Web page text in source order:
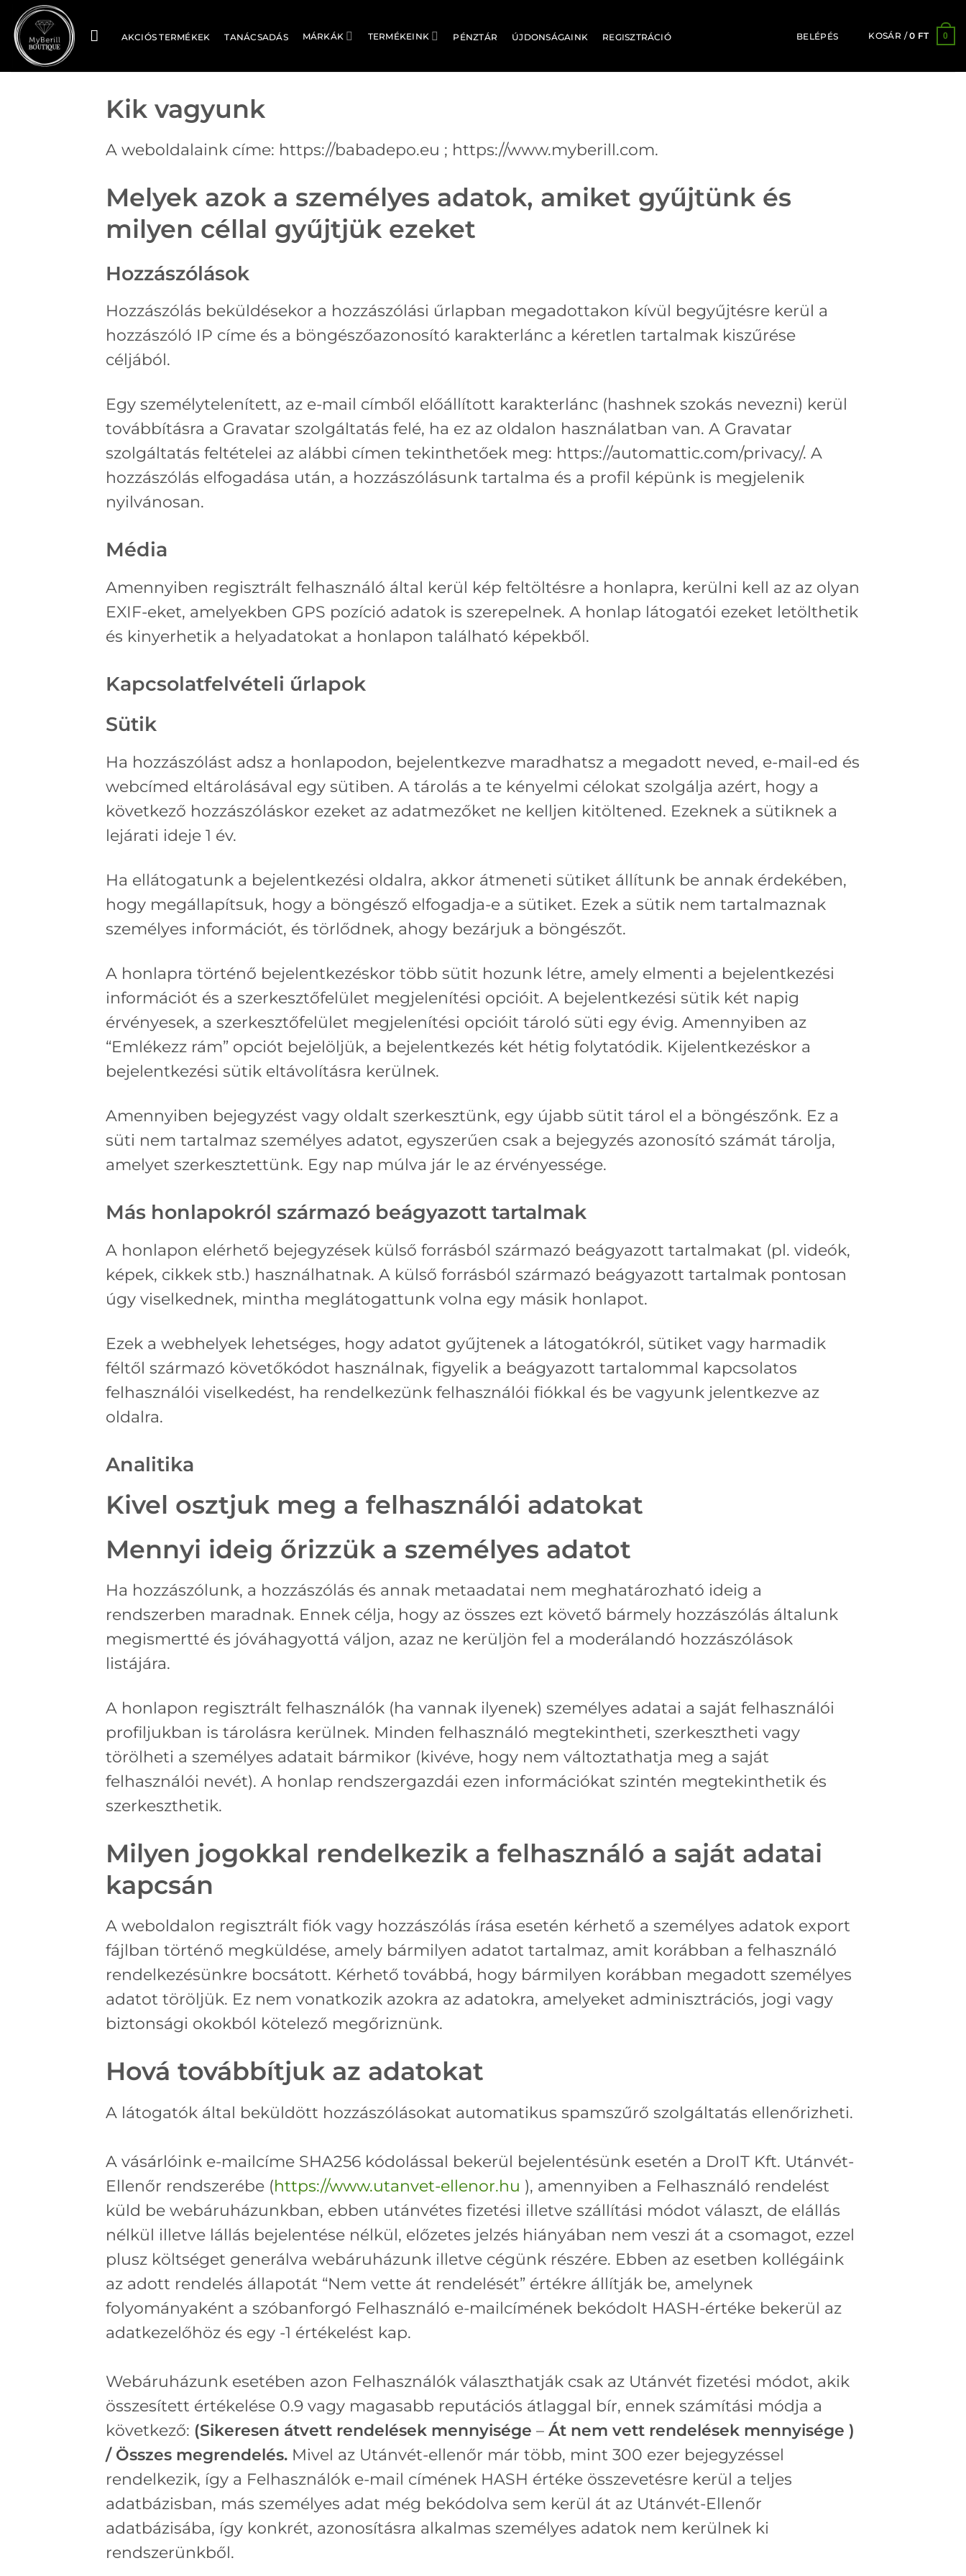
Skip
to
content
AKCIÓS TERMÉKEK TANÁCSADÁS MÁRKÁK TERMÉKEINK PÉNZTÁR ÚJDONSÁGAINK REGISZTRÁCIÓ BELÉPÉS KOSÁR /0 FT 0
Kik vagyunk
A weboldalaink címe: https://babadepo.eu ; https://www.myberill.com.
Melyek azok a személyes adatok, amiket gyűjtünk és
milyen céllal gyűjtjük ezeket
Hozzászólások
Hozzászólás beküldésekor a hozzászólási űrlapban megadottakon kívül begyűjtésre kerül a
hozzászóló IP címe és a böngészőazonosító karakterlánc a kéretlen tartalmak kiszűrése
céljából.
Egy személytelenített, az e-mail címből előállított karakterlánc (hashnek szokás nevezni) kerül
továbbításra a Gravatar szolgáltatás felé, ha ez az oldalon használatban van. A Gravatar
szolgáltatás feltételei az alábbi címen tekinthetőek meg: https://automattic.com/privacy/. A
hozzászólás elfogadása után, a hozzászólásunk tartalma és a profil képünk is megjelenik
nyilvánosan.
Média
Amennyiben regisztrált felhasználó által kerül kép feltöltésre a honlapra, kerülni kell az az olyan
EXIF-eket, amelyekben GPS pozíció adatok is szerepelnek. A honlap látogatói ezeket letölthetik
és kinyerhetik a helyadatokat a honlapon található képekből.
Kapcsolatfelvételi űrlapok
Sütik
Ha hozzászólást adsz a honlapodon, bejelentkezve maradhatsz a megadott neved, e-mail-ed és
webcímed eltárolásával egy sütiben. A tárolás a te kényelmi célokat szolgálja azért, hogy a
következő hozzászóláskor ezeket az adatmezőket ne kelljen kitöltened. Ezeknek a sütiknek a
lejárati ideje 1 év.
Ha ellátogatunk a bejelentkezési oldalra, akkor átmeneti sütiket állítunk be annak érdekében,
hogy megállapítsuk, hogy a böngésző elfogadja-e a sütiket. Ezek a sütik nem tartalmaznak
személyes információt, és törlődnek, ahogy bezárjuk a böngészőt.
A honlapra történő bejelentkezéskor több sütit hozunk létre, amely elmenti a bejelentkezési
információt és a szerkesztőfelület megjelenítési opcióit. A bejelentkezési sütik két napig
érvényesek, a szerkesztőfelület megjelenítési opcióit tároló süti egy évig. Amennyiben az
“Emlékezz rám” opciót bejelöljük, a bejelentkezés két hétig folytatódik. Kijelentkezéskor a
bejelentkezési sütik eltávolításra kerülnek.
Amennyiben bejegyzést vagy oldalt szerkesztünk, egy újabb sütit tárol el a böngészőnk. Ez a
süti nem tartalmaz személyes adatot, egyszerűen csak a bejegyzés azonosító számát tárolja,
amelyet szerkesztettünk. Egy nap múlva jár le az érvényessége.
Más honlapokról származó beágyazott tartalmak
A honlapon elérhető bejegyzések külső forrásból származó beágyazott tartalmakat (pl. videók,
képek, cikkek stb.) használhatnak. A külső forrásból származó beágyazott tartalmak pontosan
úgy viselkednek, mintha meglátogattunk volna egy másik honlapot.
Ezek a webhelyek lehetséges, hogy adatot gyűjtenek a látogatókról, sütiket vagy harmadik
féltől származó követőkódot használnak, figyelik a beágyazott tartalommal kapcsolatos
felhasználói viselkedést, ha rendelkezünk felhasználói fiókkal és be vagyunk jelentkezve az
oldalra.
Analitika
Kivel osztjuk meg a felhasználói adatokat
Mennyi ideig őrizzük a személyes adatot
Ha hozzászólunk, a hozzászólás és annak metaadatai nem meghatározható ideig a
rendszerben maradnak. Ennek célja, hogy az összes ezt követő bármely hozzászólás általunk
megismertté és jóváhagyottá váljon, azaz ne kerüljön fel a moderálandó hozzászólások
listájára.
A honlapon regisztrált felhasználók (ha vannak ilyenek) személyes adatai a saját felhasználói
profiljukban is tárolásra kerülnek. Minden felhasználó megtekintheti, szerkesztheti vagy
törölheti a személyes adatait bármikor (kivéve, hogy nem változtathatja meg a saját
felhasználói nevét). A honlap rendszergazdái ezen információkat szintén megtekinthetik és
szerkeszthetik.
Milyen jogokkal rendelkezik a felhasználó a saját adatai
kapcsán
A weboldalon regisztrált fiók vagy hozzászólás írása esetén kérhető a személyes adatok export
fájlban történő megküldése, amely bármilyen adatot tartalmaz, amit korábban a felhasználó
rendelkezésünkre bocsátott. Kérhető továbbá, hogy bármilyen korábban megadott személyes
adatot töröljük. Ez nem vonatkozik azokra az adatokra, amelyeket adminisztrációs, jogi vagy
biztonsági okokból kötelező megőriznünk.
Hová továbbítjuk az adatokat
A látogatók által beküldött hozzászólásokat automatikus spamszűrő szolgáltatás ellenőrizheti.
A vásárlóink e-mailcíme SHA256 kódolással bekerül bejelentésünk esetén a DroIT Kft. Utánvét-
Ellenőr rendszerébe (https://www.utanvet-ellenor.hu ), amennyiben a Felhasználó rendelést
küld be webáruházunkban, ebben utánvétes fizetési illetve szállítási módot választ, de elállás
nélkül illetve lállás bejelentése nélkül, előzetes jelzés hiányában nem veszi át a csomagot, ezzel
plusz költséget generálva webáruházunk illetve cégünk részére. Ebben az esetben kollégáink
az adott rendelés állapotát “Nem vette át rendelését” értékre állítják be, amelynek
folyományaként a szóbanforgó Felhasználó e-mailcímének bekódolt HASH-értéke bekerül az
adatkezelőhöz és egy -1 értékelést kap.
Webáruházunk esetében azon Felhasználók választhatják csak az Utánvét fizetési módot, akik
összesített értékelése 0.9 vagy magasabb reputációs átlaggal bír, ennek számítási módja a
következő: (Sikeresen átvett rendelések mennyisége – Át nem vett rendelések mennyisége )
/ Összes megrendelés. Mivel az Utánvét-ellenőr már több, mint 300 ezer bejegyzéssel
rendelkezik, így a Felhasználók e-mail címének HASH értéke összevetésre kerül a teljes
adatbázisban, más személyes adat még bekódolva sem kerül át az Utánvét-Ellenőr
adatbázisába, így konkrét, azonosításra alkalmas személyes adatok nem kerülnek ki
rendszerünkből.